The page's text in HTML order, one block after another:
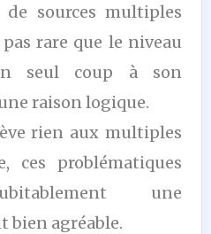
sources multiples
rare que le niveau
seul coup à son
raison logique.
rien aux multiples
ces problématiques
une
bien agréable.